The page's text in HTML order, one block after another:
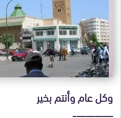
وكل عام وأنتم بخير